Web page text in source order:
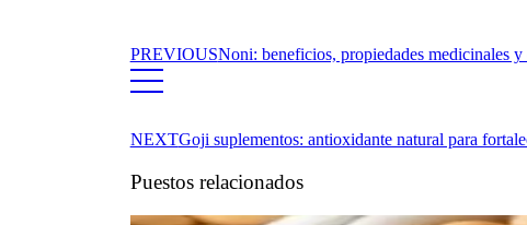
PREVIOUSNoni: beneficios, propiedades medicinales y
NEXTGoji suplementos: antioxidante natural para
Puestos relacionados